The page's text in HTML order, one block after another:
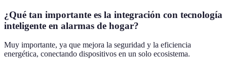
¿Qué tan importante es la integración con tecnología
inteligente en alarmas de hogar?
Muy importante, ya que mejora la seguridad y la eficiencia
energética, conectando dispositivos en un solo ecosistema.